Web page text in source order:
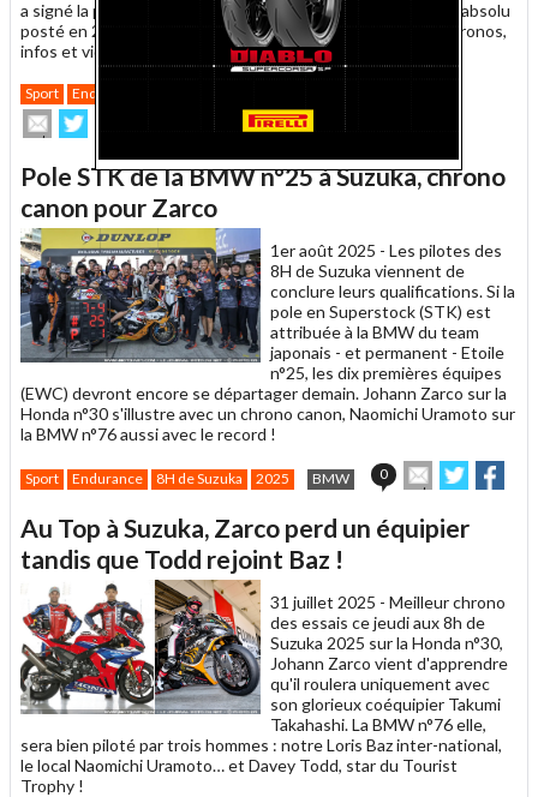
a signé la pole aux 8 Heures de Suzuka, explosant le record absolu
posté en 2003 par Capirossi sur sa Ducati de MotoGP… Chronos,
infos et vidéo du Top 10 Trial !
Sport Endurance 8H de Suzuka HONDA
Envoyer
cet
à
un
ami
sur
TwitterFacebook
Pole STK de la BMW n°25 à Suzuka, chrono
canon pour Zarco
1er août 2025 - Les pilotes des
8H de Suzuka viennent de
conclure leurs qualifications. Si la
pole en Superstock (STK) est
attribuée à la BMW du team
japonais - et permanent - Etoile
n°25, les dix premières équipes
(EWC) devront encore se départager demain. Johann Zarco sur la
Honda n°30 s'illustre avec un chrono canon, Naomichi Uramoto sur
la BMW n°76 aussi avec le record !
Sport Endurance 8H de Suzuka 2025 BMW 0
Envoyer
cet
à
Partager
sur sur
Au Top à Suzuka, Zarco perd un équipier
tandis que Todd rejoint Baz !
31 juillet 2025 - Meilleur chrono
des essais ce jeudi aux 8h de
Suzuka 2025 sur la Honda n°30,
Johann Zarco vient d'apprendre
qu'il roulera uniquement avec
son glorieux coéquipier Takumi
Takahashi. La BMW n°76 elle,
sera bien piloté par trois hommes : notre Loris Baz inter-national,
le local Naomichi Uramoto… et Davey Todd, star du Tourist
Trophy !